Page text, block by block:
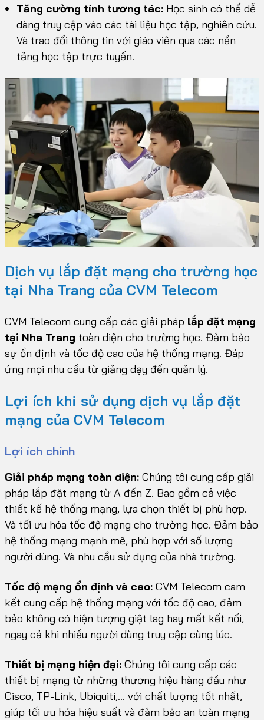
Tăng cường tính tương tác: Học sinh có thể dễ
dàng truy cập vào các tài liệu học tập, nghiên cứu.
Và trao đổi thông tin với giáo viên qua các nền
tảng học tập trực tuyến.
Dịch vụ lắp đặt mạng cho trường học
tại Nha Trang của CVM Telecom
CVM Telecom cung cấp các giải pháp lắp đặt mạng
tại Nha Trang toàn diện cho trường học. Đảm bảo
sự ổn định và tốc độ cao của hệ thống mạng. Đáp
ứng mọi nhu cầu từ giảng dạy đến quản lý.
Lợi ích khi sử dụng dịch vụ lắp đặt
mạng của CVM Telecom
Lợi ích chính
Giải pháp mạng toàn diện: Chúng tôi cung cấp giải
pháp lắp đặt mạng từ A đến Z. Bao gồm cả việc
thiết kế hệ thống mạng, lựa chọn thiết bị phù hợp.
Và tối ưu hóa tốc độ mạng cho trường học. Đảm bảo
hệ thống mạng mạnh mẽ, phù hợp với số lượng
người dùng. Và nhu cầu sử dụng của nhà trường.
Tốc độ mạng ổn định và cao: CVM Telecom cam
kết cung cấp hệ thống mạng với tốc độ cao, đảm
bảo không có hiện tượng giật lag hay mất kết nối,
ngay cả khi nhiều người dùng truy cập cùng lúc.
Thiết bị mạng hiện đại: Chúng tôi cung cấp các
thiết bị mạng từ những thương hiệu hàng đầu như
Cisco, TP-Link, Ubiquiti,… với chất lượng tốt nhất,
giúp tối ưu hóa hiệu suất và đảm bảo an toàn mạng